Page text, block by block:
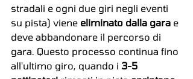
stradali e ogni due giri negli eventi
su pista) viene eliminato dalla gara e
deve abbandonare il percorso di
gara. Questo processo continua fino
all'ultimo giro, quando i 3-5